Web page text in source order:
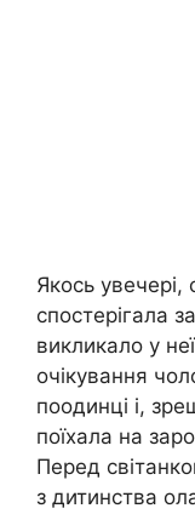
Якось увечері,
спостерігала
викликало у
очікування
поодинці і,
поїхала на
Перед
з дитинства